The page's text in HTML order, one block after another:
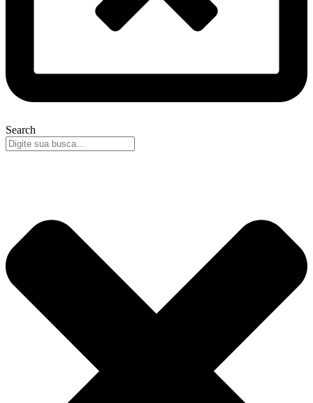
Search